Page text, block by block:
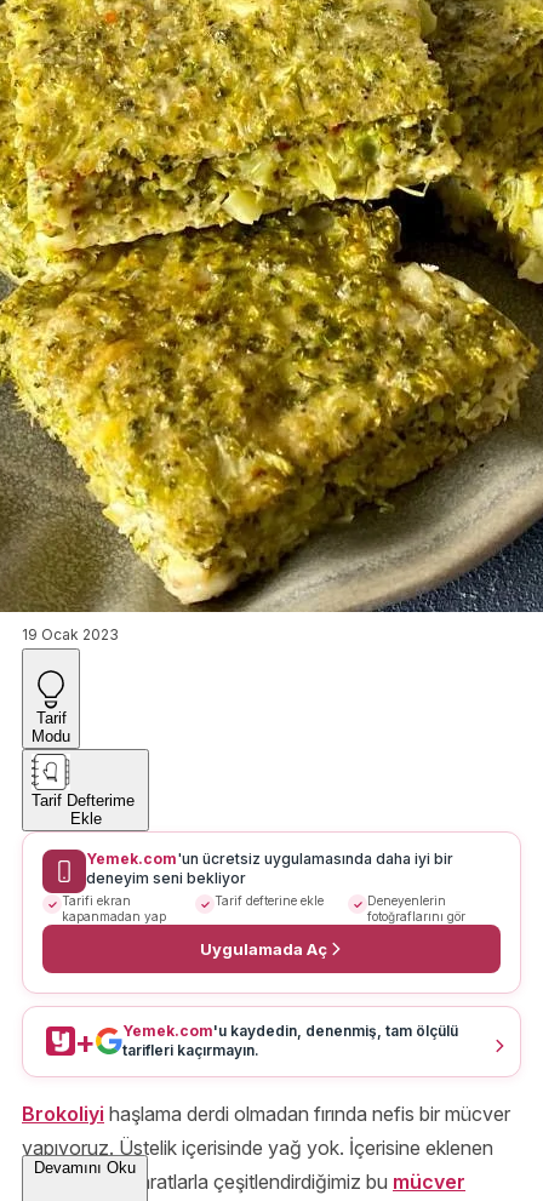
19 Ocak 2023
Tarif
Modu
Tarif Defterime
Ekle
Yemek.com'un ücretsiz uygulamasında daha iyi bir
deneyim seni bekliyor
Tarifi ekran
kapanmadan yap
Tarif defterine ekle
Deneyenlerin
fotoğraflarını gör
Uygulamada Aç
+ Yemek.com'u kaydedin, denenmiş, tam ölçülü
tarifleri kaçırmayın.
Brokoliyi haşlama derdi olmadan fırında nefis bir mücver
yapıyoruz. Üstelik içerisinde yağ yok. İçerisine eklenen
sebze ve baharatlarla çeşitlendirdiğimiz bu mücver
Devamını Oku